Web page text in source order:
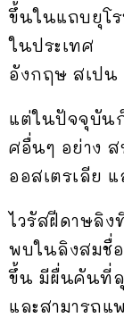
ขึ้นในแถบยุโ
ในประเทศ
อังกฤษ สเปน
แต่ในปัจจุบันก็
ศอื่นๆ อย่าง ส
ออสเตรเลีย
ไวรัสฝีดาษลิ
พบในลิงสมชื่อ
ขึ้น มีผื่นคันที่ลุ
และสามารถแ